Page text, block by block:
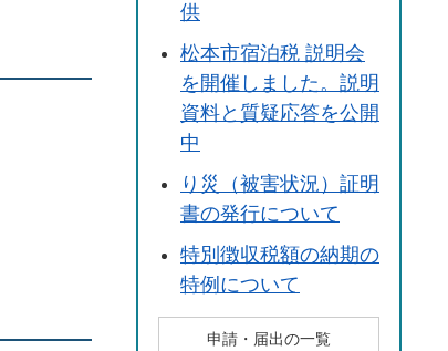
供
松本市宿泊税 説明会
を開催しました。説明
資料と質疑応答を公開
中
り災（被害状況）証明
書の発行について
特別徴収税額の納期の
特例について
申請・届出の一覧